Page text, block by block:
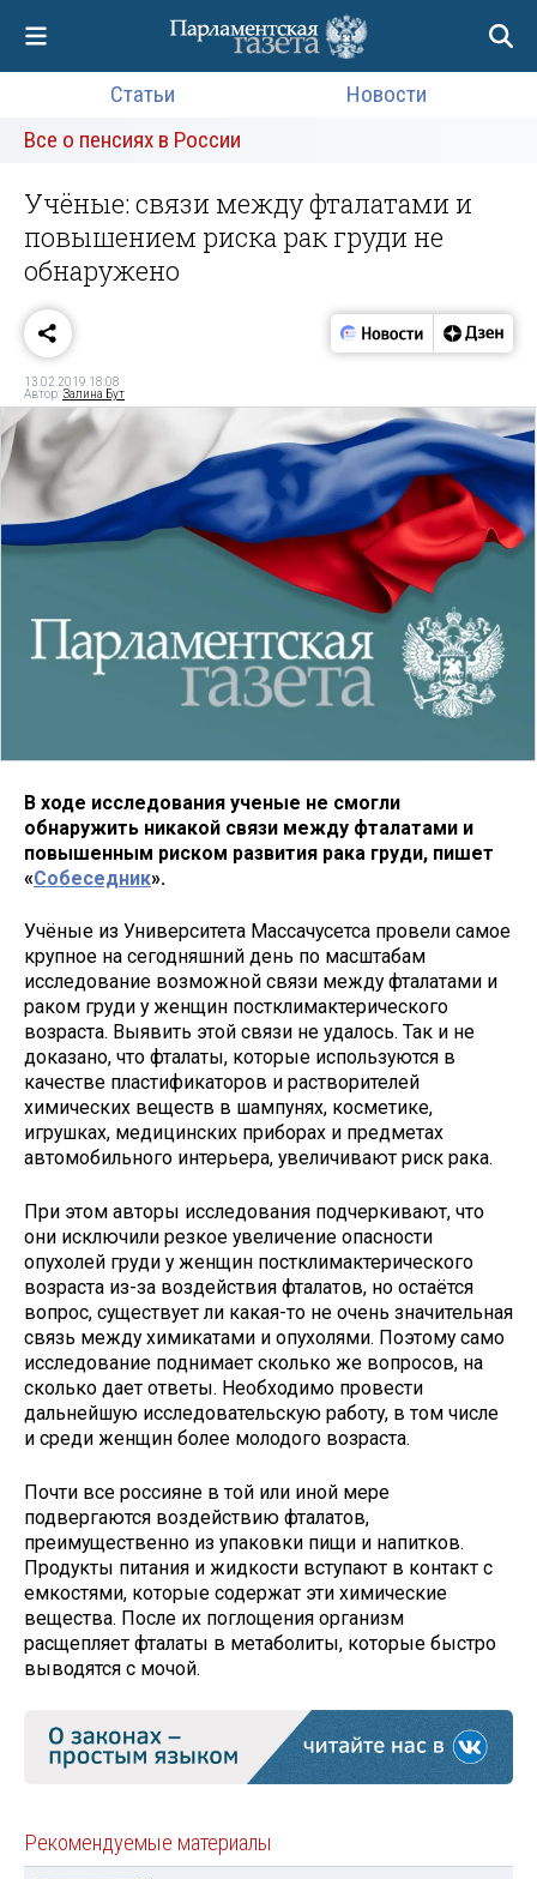
Статьи
Новости
Все о пенсиях в России
Учёные: связи между фталатами и
повышением риска рак груди не
обнаружено
13.02.2019 18:08
Автор:Залина Бут
В ходе исследования ученые не смогли
обнаружить никакой связи между фталатами и
повышенным риском развития рака груди, пишет
«Собеседник».
Учёные из Университета Массачусетса провели самое
крупное на сегодняшний день по масштабам
исследование возможной связи между фталатами и
раком груди у женщин постклимактерического
возраста. Выявить этой связи не удалось. Так и не
доказано, что фталаты, которые используются в
качестве пластификаторов и растворителей
химических веществ в шампунях, косметике,
игрушках, медицинских приборах и предметах
автомобильного интерьера, увеличивают риск рака.
При этом авторы исследования подчеркивают, что
они исключили резкое увеличение опасности
опухолей груди у женщин постклимактерического
возраста из-за воздействия фталатов, но остаётся
вопрос, существует ли какая-то не очень значительная
связь между химикатами и опухолями. Поэтому само
исследование поднимает сколько же вопросов, на
сколько дает ответы. Необходимо провести
дальнейшую исследовательскую работу, в том числе
и среди женщин более молодого возраста.
Почти все россияне в той или иной мере
подвергаются воздействию фталатов,
преимущественно из упаковки пищи и напитков.
Продукты питания и жидкости вступают в контакт с
емкостями, которые содержат эти химические
вещества. После их поглощения организм
расщепляет фталаты в метаболиты, которые быстро
выводятся с мочой.
Рекомендуемые материалы